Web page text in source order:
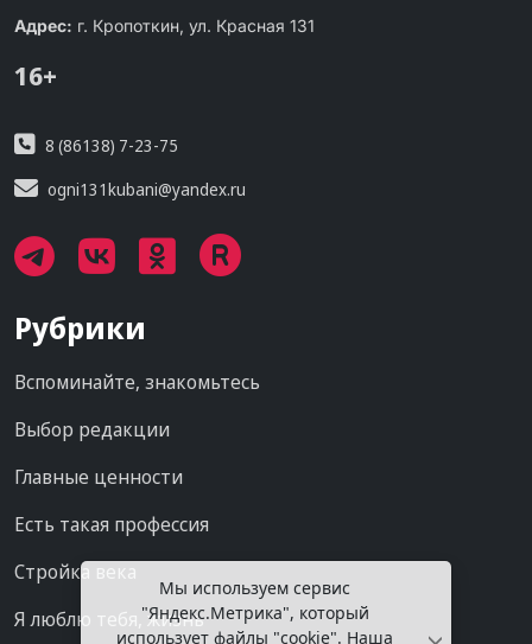
Адрес: г. Кропоткин, ул. Красная 131
16+
8 (86138) 7-23-75
ogni131kubani@yandex.ru
Рубрики
Вспоминайте, знакомьтесь
Выбор редакции
Главные ценности
Есть такая профессия
Стройка века
Я люблю тебя, жизнь
Мы используем сервис
"Яндекс.Метрика", который
использует файлы "cookie". Наша